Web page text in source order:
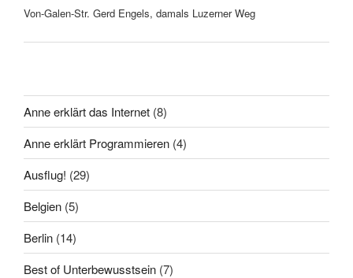
Von-Galen-Str. Gerd Engels, damals Luzerner Weg
Anne erklärt das Internet (8)
Anne erklärt Programmieren (4)
Ausflug! (29)
Belgien (5)
Berlin (14)
Best of Unterbewusstsein (7)